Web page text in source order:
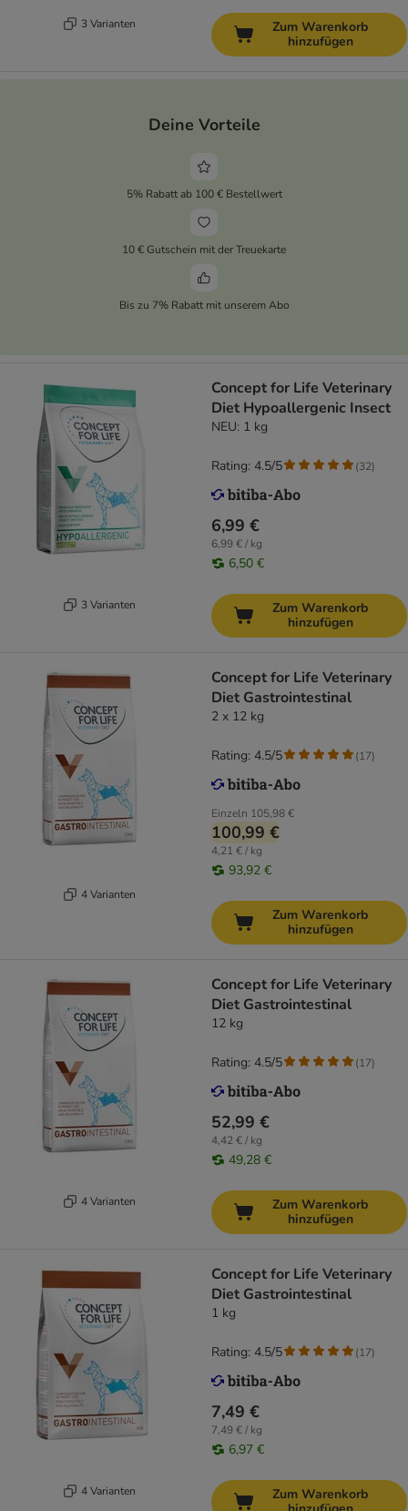
3 Varianten
Zum Warenkorb
hinzufügen
Deine Vorteile
5% Rabatt ab 100 € Bestellwert
10 € Gutschein mit der Treuekarte
Bis zu 7% Rabatt mit unserem Abo
3 Varianten
Concept for Life Veterinary
Diet Hypoallergenic Insect
NEU: 1 kg
6,99 €
6,99 € / kg
6,50 €
Rating: 4.5/5 (32)
Zum Warenkorb
hinzufügen
4 Varianten
Concept for Life Veterinary
Diet Gastrointestinal
2 x 12 kg
Einzeln 105,98 €
100,99 €
4,21 € / kg
93,92 €
Rating: 4.5/5 (17)
Zum Warenkorb
hinzufügen
4 Varianten
Concept for Life Veterinary
Diet Gastrointestinal
12 kg
52,99 €
4,42 € / kg
49,28 €
Rating: 4.5/5 (17)
Zum Warenkorb
hinzufügen
4 Varianten
Concept for Life Veterinary
Diet Gastrointestinal
1 kg
7,49 €
7,49 € / kg
6,97 €
Rating: 4.5/5 (17)
Zum Warenkorb